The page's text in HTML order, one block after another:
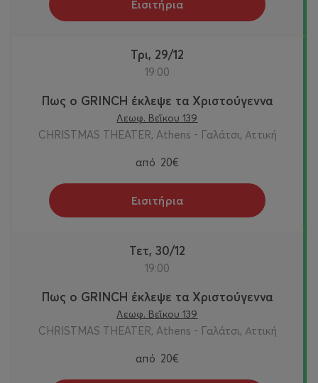
Εισιτήρια
Τρι, 29/12
19:00
Πως ο GRINCH έκλεψε τα Χριστούγεννα
Λεωφ. Βεΐκου 139
CHRISTMAS THEATER, Athens - Γαλάτσι, Αττική
από 20€
Εισιτήρια
Τετ, 30/12
19:00
Πως ο GRINCH έκλεψε τα Χριστούγεννα
Λεωφ. Βεΐκου 139
CHRISTMAS THEATER, Athens - Γαλάτσι, Αττική
από 20€